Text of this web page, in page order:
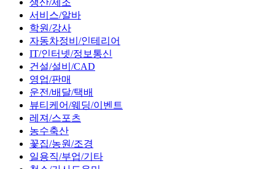
서비스/알바
학원/강사
자동차정비/인테리어
IT/인터넷/정보통신
건설/설비/CAD
영업/판매
운전/배달/택배
뷰티케어/웨딩/이벤트
레져/스포츠
농수축산
꽃집/농원/조경
일용직/부업/기타